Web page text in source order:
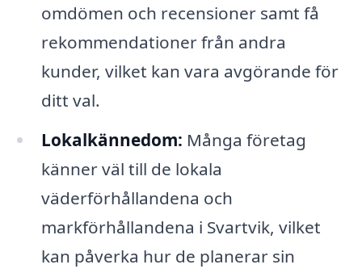
omdömen och recensioner samt få
rekommendationer från andra
kunder, vilket kan vara avgörande för
ditt val.
Lokalkännedom: Många företag
känner väl till de lokala
väderförhållandena och
markförhållandena i Svartvik, vilket
kan påverka hur de planerar sin